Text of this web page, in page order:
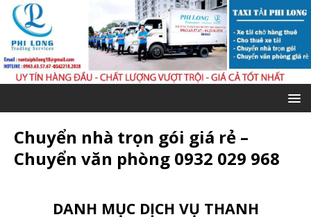
Chuyển nhà trọn gói giá rẻ –
Chuyển văn phòng 0932 029 968
DANH MỤC DỊCH VỤ THANH